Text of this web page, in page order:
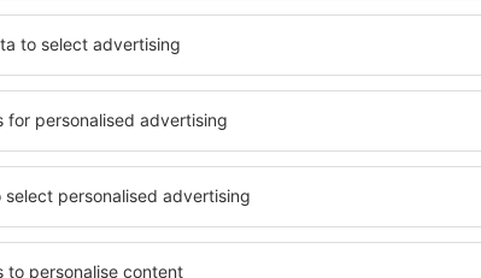
Zendscheid, 07 august 2026, 2 nopți
Vedeți mai multe hoteluri în Deudesfeld
Deudesfeld –